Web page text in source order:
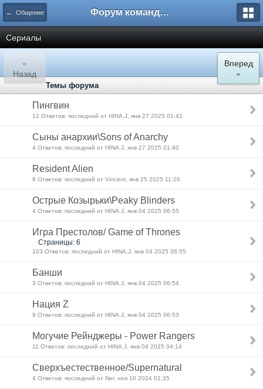
← Общение Форум команды PiratStudio.com
Сериалы
«
Назад
Вперед
»
Темы форума
Пингвин
12 Ответов: последний от HINA.J, янв 27 2025 01:42
Сыны анархии\Sons of Anarchy
4 Ответов: последний от HINA.J, янв 27 2025 01:40
Resident Alien
8 Ответов: последний от Vincent, янв 25 2025 11:26
Острые Козырьки\Peaky Blinders
4 Ответов: последний от HINA.J, янв 04 2025 06:55
Игра Престолов/ Game of Thrones
Страницы: 6
103 Ответов: последний от HINA.J, янв 04 2025 06:55
Банши
3 Ответов: последний от HINA.J, янв 04 2025 06:54
Нация Z
9 Ответов: последний от HINA.J, янв 04 2025 06:53
Могучие Рейнджеры - Power Rangers
11 Ответов: последний от HINA.J, янв 04 2025 04:14
Сверхъестественное/Supernatural
4 Ответов: последний от Ner, ноя 10 2024 01:35